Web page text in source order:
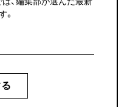
。